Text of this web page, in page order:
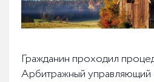
Гражданин проходил
Арбитражный управляющий